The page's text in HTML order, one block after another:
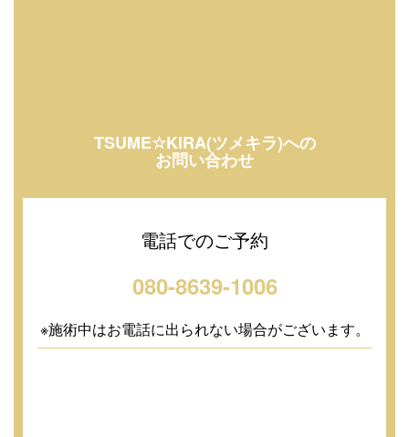
TSUME☆KIRA(ツメキラ)への
お問い合わせ
電話でのご予約
080-8639-1006
※施術中はお電話に出られない場合がございます。